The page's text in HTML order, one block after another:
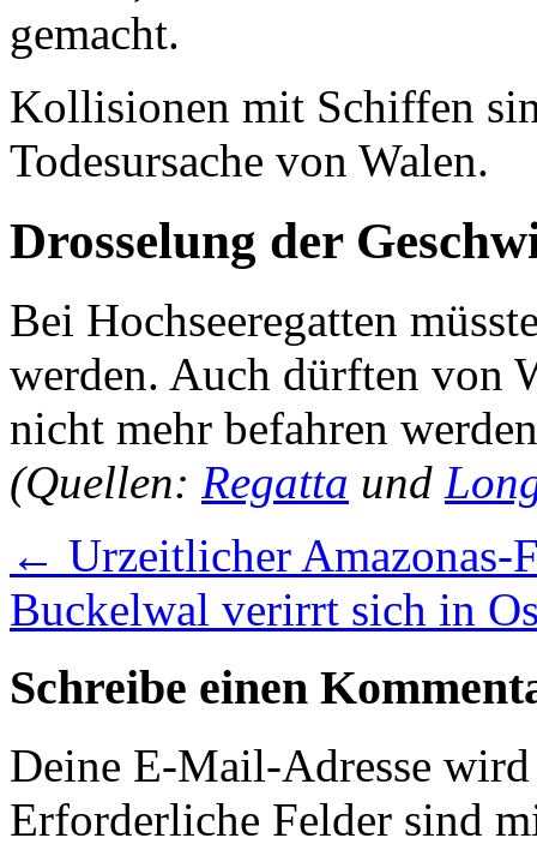
gemacht.
Kollisionen mit Schiffen
Todesursache von Walen.
Drosselung der
Bei Hochseeregatten
werden. Auch dürften von
nicht mehr befahren
(Quellen: Regatta und
← Urzeitlicher Amazonas-
Buckelwal verirrt sich in
Schreibe einen
Deine E-Mail-Adresse
Erforderliche Felder sind